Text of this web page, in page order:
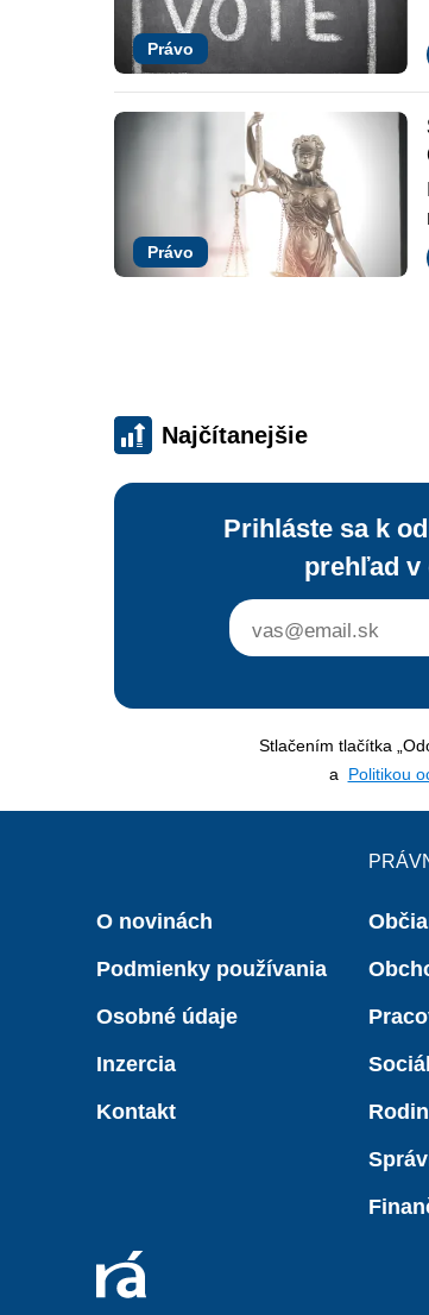
Právo
Právo
Najčítanejšie
Prihláste sa k
prehľad v
Stlačením tlačítka
a Politikou
O novinách
Podmienky používania
Osobné údaje
Inzercia
Kontakt